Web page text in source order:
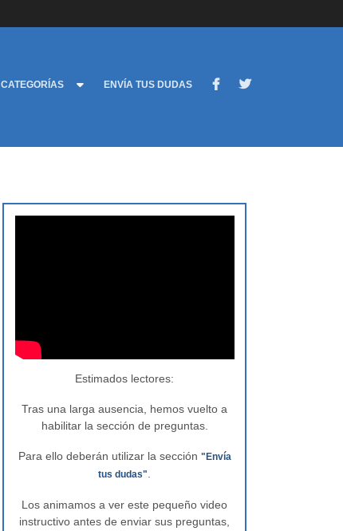
CATEGORÍAS ENVÍA TUS DUDAS
Estimados lectores:
Tras una larga ausencia, hemos vuelto a
habilitar la sección de preguntas.
Para ello deberán utilizar la sección "Envía
tus dudas"
Los animamos a ver este pequeño video
instructivo antes de enviar sus preguntas,